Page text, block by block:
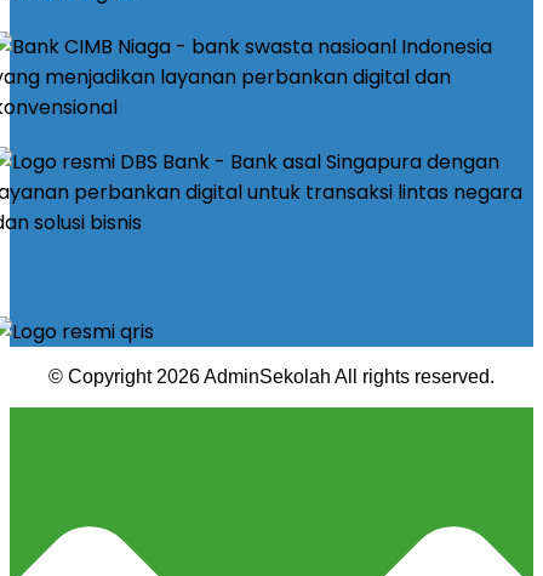
© Copyright 2026 AdminSekolah All rights reserved.